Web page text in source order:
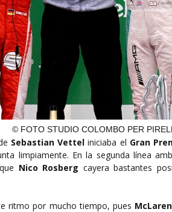
© FOTO STUDIO COLOMBO PER
Sebastian Vetteliniciaba el Gran
limpiamente. En la segunda línea
Nico Rosberg cayera bastantes
ritmo por mucho tiempo, pues McLaren